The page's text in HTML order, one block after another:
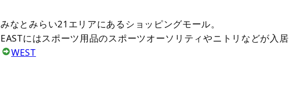
みなとみらい21エリアにあるショッピングモール。
EASTにはスポーツ用品のスポーツオーソリティやニトリなどが入居
WEST